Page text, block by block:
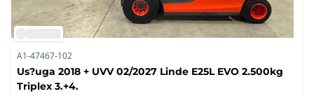
A1-47467-102
Us?uga 2018 + UVV 02/2027 Linde E25L EVO 2.500kg
Triplex 3.+4.